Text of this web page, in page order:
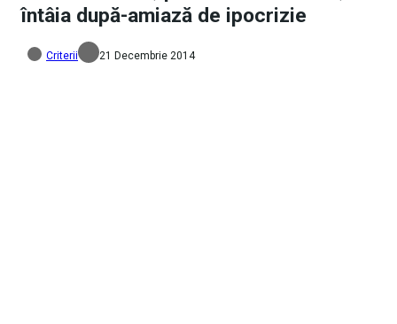
întâia după-amiază de ipocrizie
Criterii 21 Decembrie 2014